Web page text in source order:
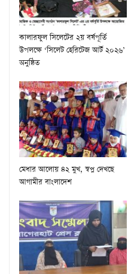
কালারফুল সিলেটের ২য় বর্ষপূর্তি
উপলক্ষে ‘সিলেট হেরিটেজ আর্ট ২০২৬’
অনুষ্ঠিত
মেধার আলোয় ৪২ মুখ, স্বপ্ন দেখছে
আগামীর বাংলাদেশ